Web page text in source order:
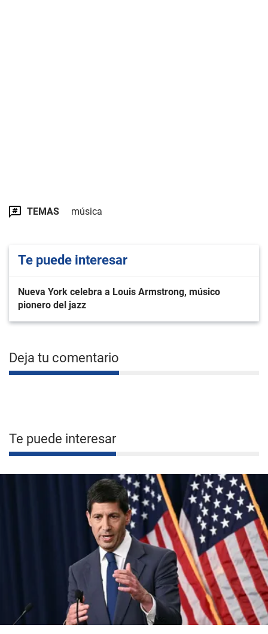
TEMAS música
Te puede interesar
Nueva York celebra a Louis Armstrong, músico
pionero del jazz
Deja tu comentario
Te puede interesar